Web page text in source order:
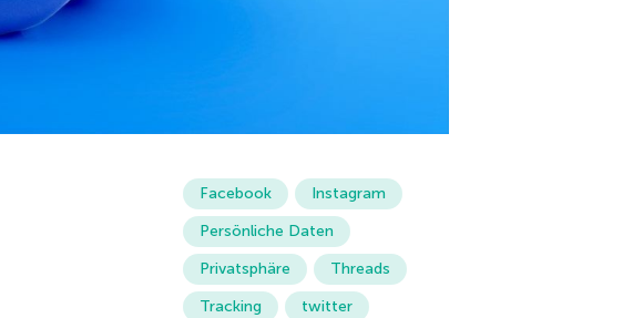
Facebook
Instagram
Persönliche Daten
Privatsphäre
Threads
Tracking
twitter